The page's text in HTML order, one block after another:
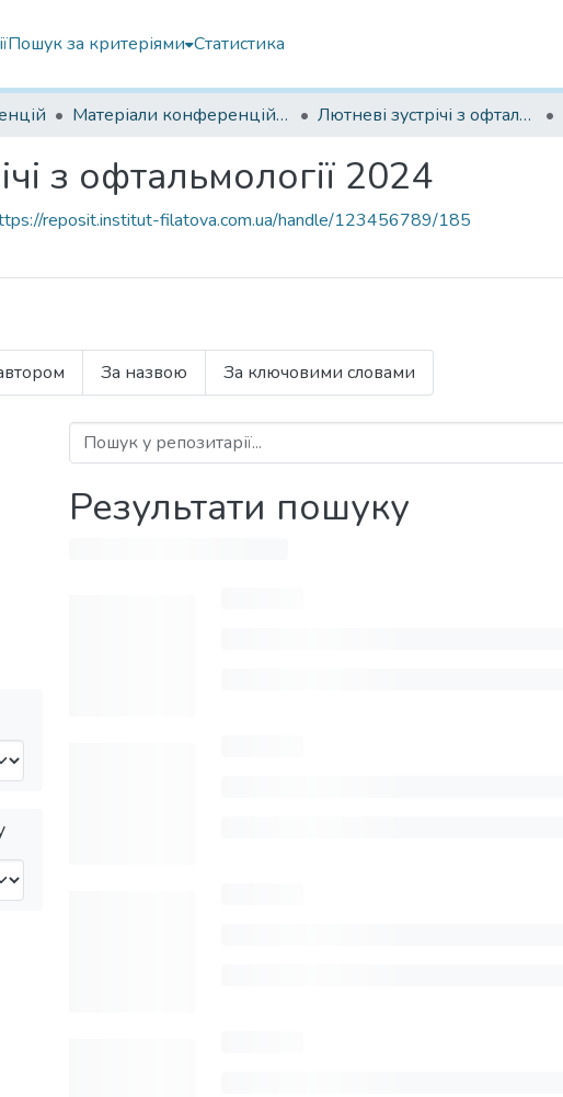
Пошук за критеріями Статистика
Матеріали конференцій Інституту Філатова Лютневі зустрічі з офтальмології 2024
з офтальмології 2024
reposit.institut-filatova.com.ua/handle/123456789/185
За назвою За ключовими словами
Результати пошуку